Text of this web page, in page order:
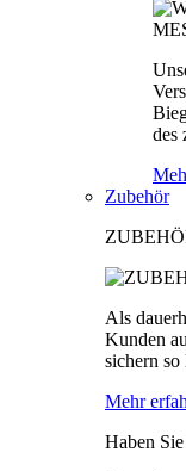
des
Zubehör
Als
Kunden
sichern
Mehr
Haben